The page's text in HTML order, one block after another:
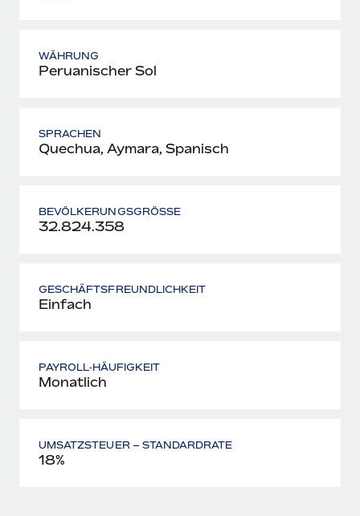
WÄHRUNG
Peruanischer Sol
SPRACHEN
Quechua, Aymara, Spanisch
BEVÖLKERUNGSGRÖSSE
32.824.358
GESCHÄFTSFREUNDLICHKEIT
Einfach
PAYROLL‑HÄUFIGKEIT
Monatlich
UMSATZSTEUER – STANDARDRATE
18%